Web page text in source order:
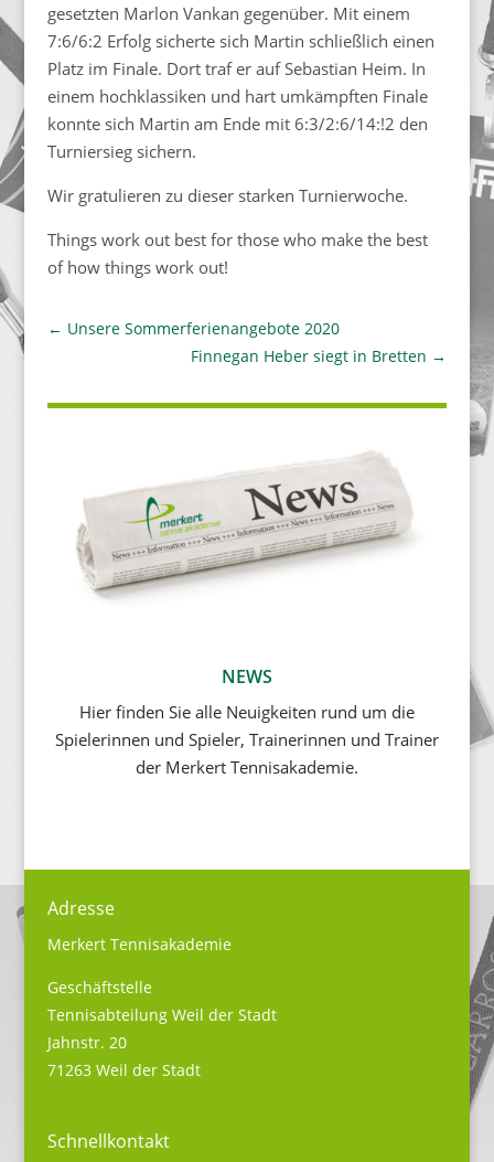
gesetzten Marlon Vankan gegenüber. Mit einem
7:6/6:2 Erfolg sicherte sich Martin schließlich einen
Platz im Finale. Dort traf er auf Sebastian Heim. In
einem hochklassiken und hart umkämpften Finale
konnte sich Martin am Ende mit 6:3/2:6/14:!2 den
Turniersieg sichern.
Wir gratulieren zu dieser starken Turnierwoche.
Things work out best for those who make the best
of how things work out!
← Unsere Sommerferienangebote 2020
Finnegan Heber siegt in Bretten →
NEWS
Hier finden Sie alle Neuigkeiten rund um die
Spielerinnen und Spieler, Trainerinnen und Trainer
der Merkert Tennisakademie.
Adresse
Merkert Tennisakademie
Geschäftstelle
Tennisabteilung Weil der Stadt
Jahnstr. 20
71263 Weil der Stadt
Schnellkontakt